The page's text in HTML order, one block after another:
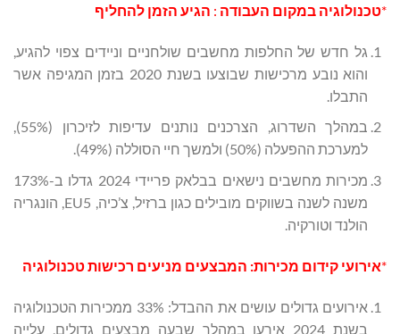
*טכנולוגיה במקום העבודה : הגיע הזמן להחליף
גל חדש של החלפות מחשבים שולחניים וניידים צפוי להגיע,
והוא נובע מרכישות שבוצעו בשנת 2020 בזמן המגיפה אשר
התבלו.
במהלך השדרוג, הצרכנים נותנים עדיפות לזיכרון (55%),
למערכת ההפעלה (50%) ולמשך חיי הסוללה (49%).
מכירות מחשבים נישאים בבלאק פריידי 2024 גדלו ב-173%
משנה לשנה בשווקים מובילים כגון ברזיל, צ’כיה, EU5, הונגריה
הולנד וטורקיה.
*אירועי קידום מכירות: המבצעים מניעים רכישות טכנולוגיה
אירועים גדולים עושים את ההבדל: 33% ממכירות הטכנולוגיה
בשנת 2024 אירעו במהלך שבעה מבצעים גדולים, עלייה